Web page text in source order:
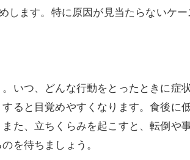
します。特に原因が見当たらないケー
いつ、どんな行動をとったときに症
ると目覚めやすくなります。食後に
た、立ちくらみを起こすと、転倒や
を待ちましょう。